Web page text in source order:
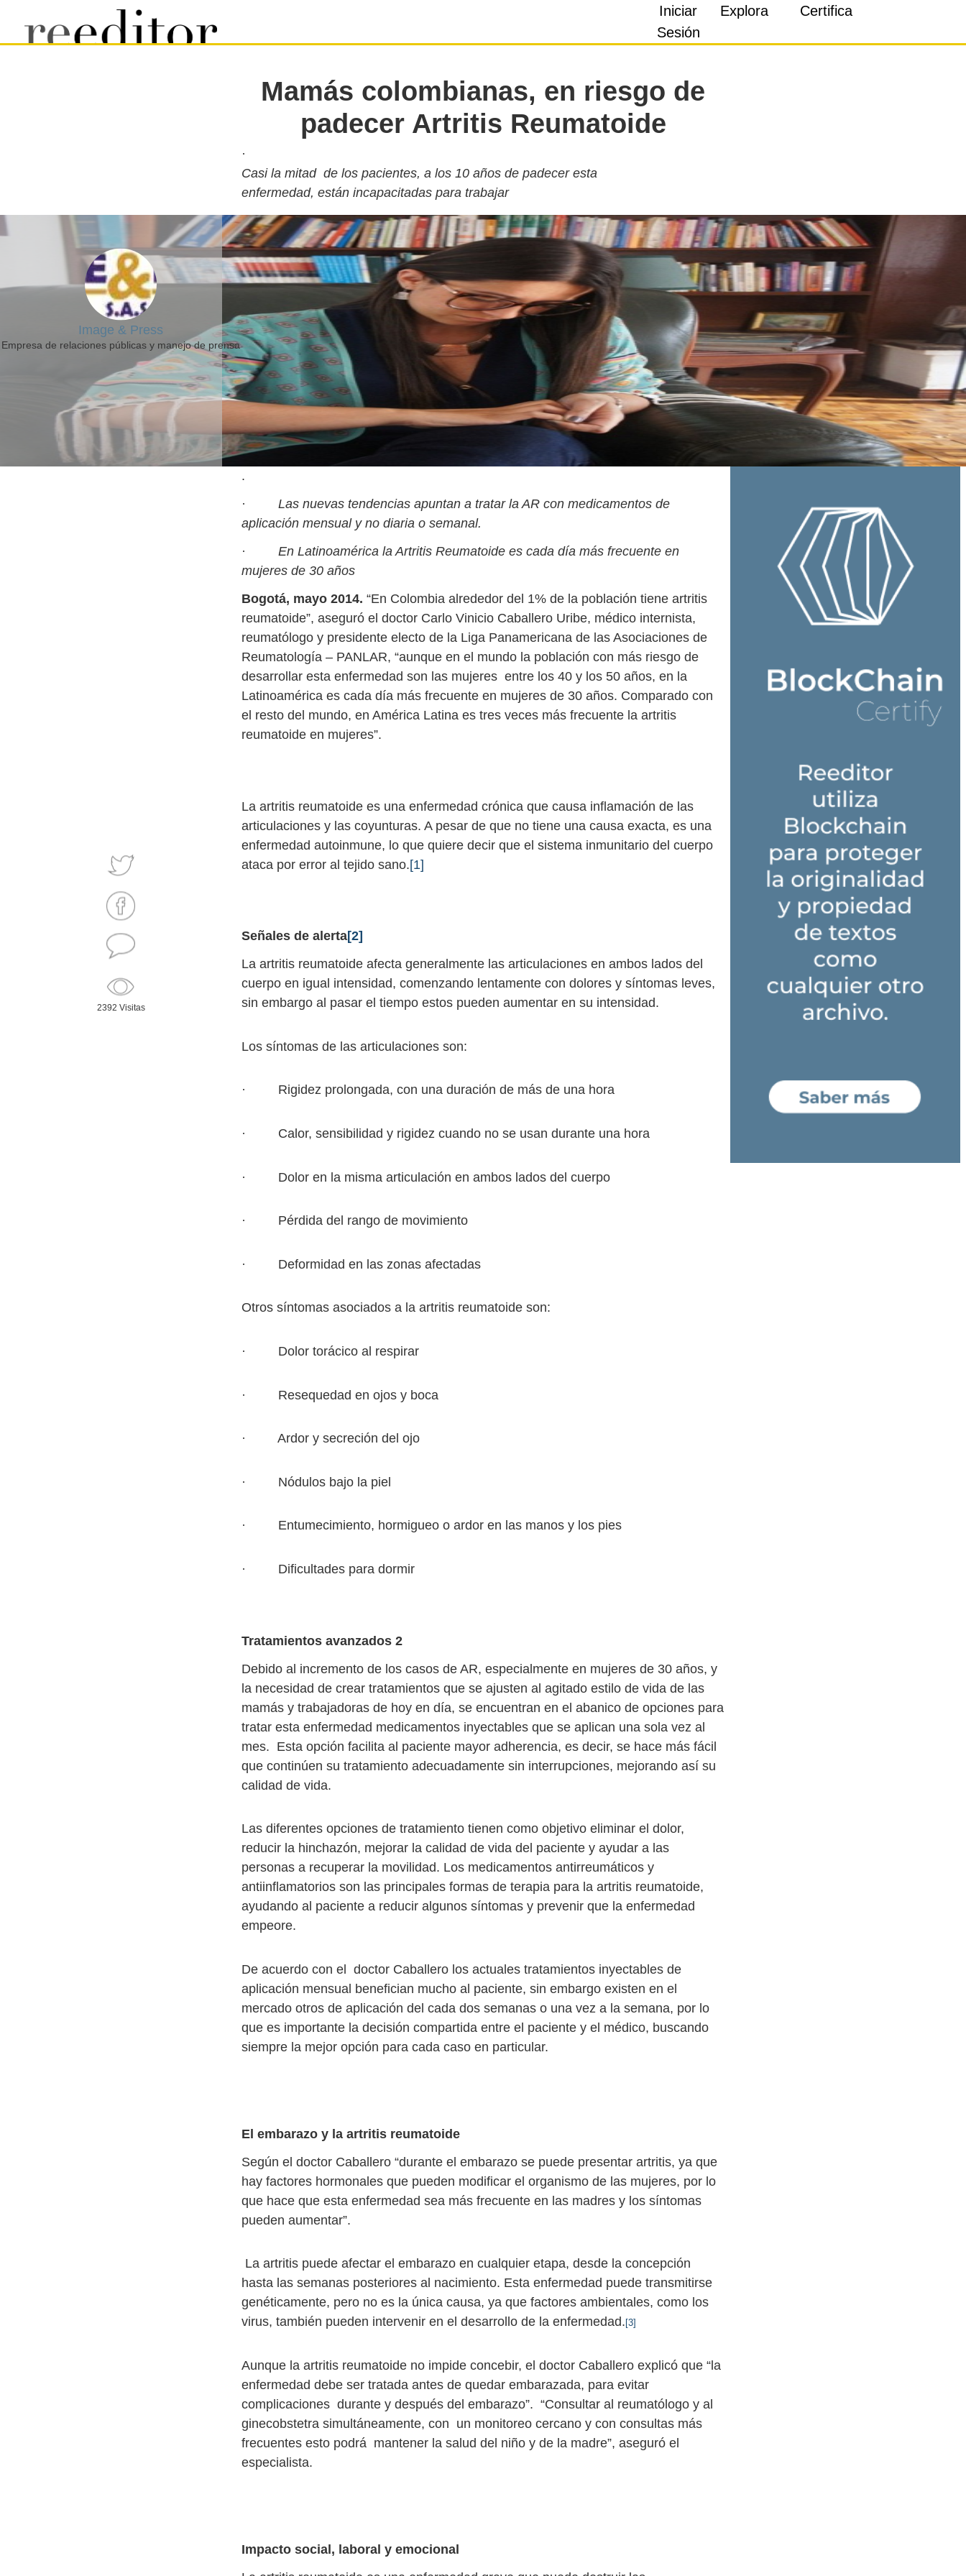
Iniciar
Sesión
Explora Certifica
Image & Press
Empresa de relaciones públicas y manejo de prensa
Mamás colombianas, en riesgo de
padecer Artritis Reumatoide
Casi la mitad de los pacientes, a los 10 años de padecer esta
enfermedad, están incapacitadas para trabajar
2392 Visitas
.
· Las nuevas tendencias apuntan a tratar la AR con medicamentos de
aplicación mensual y no diaria o semanal.
· En Latinoamérica la Artritis Reumatoide es cada día más frecuente en
mujeres de 30 años
Bogotá, mayo 2014. “En Colombia alrededor del 1% de la población tiene artritis
reumatoide”, aseguró el doctor Carlo Vinicio Caballero Uribe, médico internista,
reumatólogo y presidente electo de la Liga Panamericana de las Asociaciones de
Reumatología – PANLAR, “aunque en el mundo la población con más riesgo de
desarrollar esta enfermedad son las mujeres entre los 40 y los 50 años, en la
Latinoamérica es cada día más frecuente en mujeres de 30 años. Comparado con
el resto del mundo, en América Latina es tres veces más frecuente la artritis
reumatoide en mujeres”.
La artritis reumatoide es una enfermedad crónica que causa inflamación de las
articulaciones y las coyunturas. A pesar de que no tiene una causa exacta, es una
enfermedad autoinmune, lo que quiere decir que el sistema inmunitario del cuerpo
ataca por error al tejido sano.[1]
Señales de alerta[2]
La artritis reumatoide afecta generalmente las articulaciones en ambos lados del
cuerpo en igual intensidad, comenzando lentamente con dolores y síntomas leves,
sin embargo al pasar el tiempo estos pueden aumentar en su intensidad.
Los síntomas de las articulaciones son:
· Rigidez prolongada, con una duración de más de una hora
· Calor, sensibilidad y rigidez cuando no se usan durante una hora
· Dolor en la misma articulación en ambos lados del cuerpo
· Pérdida del rango de movimiento
· Deformidad en las zonas afectadas
Otros síntomas asociados a la artritis reumatoide son:
· Dolor torácico al respirar
· Resequedad en ojos y boca
· Ardor y secreción del ojo
· Nódulos bajo la piel
· Entumecimiento, hormigueo o ardor en las manos y los pies
· Dificultades para dormir
Tratamientos avanzados 2
Debido al incremento de los casos de AR, especialmente en mujeres de 30 años, y
la necesidad de crear tratamientos que se ajusten al agitado estilo de vida de las
mamás y trabajadoras de hoy en día, se encuentran en el abanico de opciones para
tratar esta enfermedad medicamentos inyectables que se aplican una sola vez al
mes. Esta opción facilita al paciente mayor adherencia, es decir, se hace más fácil
que continúen su tratamiento adecuadamente sin interrupciones, mejorando así su
calidad de vida.
Las diferentes opciones de tratamiento tienen como objetivo eliminar el dolor,
reducir la hinchazón, mejorar la calidad de vida del paciente y ayudar a las
personas a recuperar la movilidad. Los medicamentos antirreumáticos y
antiinflamatorios son las principales formas de terapia para la artritis reumatoide,
ayudando al paciente a reducir algunos síntomas y prevenir que la enfermedad
empeore.
De acuerdo con el doctor Caballero los actuales tratamientos inyectables de
aplicación mensual benefician mucho al paciente, sin embargo existen en el
mercado otros de aplicación del cada dos semanas o una vez a la semana, por lo
que es importante la decisión compartida entre el paciente y el médico, buscando
siempre la mejor opción para cada caso en particular.
El embarazo y la artritis reumatoide
Según el doctor Caballero “durante el embarazo se puede presentar artritis, ya que
hay factores hormonales que pueden modificar el organismo de las mujeres, por lo
que hace que esta enfermedad sea más frecuente en las madres y los síntomas
pueden aumentar”.
La artritis puede afectar el embarazo en cualquier etapa, desde la concepción
hasta las semanas posteriores al nacimiento. Esta enfermedad puede transmitirse
genéticamente, pero no es la única causa, ya que factores ambientales, como los
virus, también pueden intervenir en el desarrollo de la enfermedad. [3]
Aunque la artritis reumatoide no impide concebir, el doctor Caballero explicó que “la
enfermedad debe ser tratada antes de quedar embarazada, para evitar
complicaciones durante y después del embarazo”. “Consultar al reumatólogo y al
ginecobstetra simultáneamente, con un monitoreo cercano y con consultas más
frecuentes esto podrá mantener la salud del niño y de la madre”, aseguró el
especialista.
Impacto social, laboral y emocional